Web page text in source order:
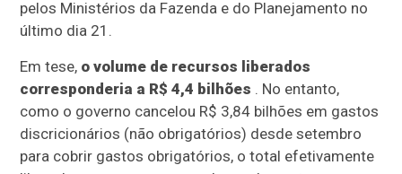
pelos Ministérios da Fazenda e do Planejamento no
último dia 21.
Em tese, o volume de recursos liberados
corresponderia a R$ 4,4 bilhões . No entanto,
como o governo cancelou R$ 3,84 bilhões em gastos
discricionários (não obrigatórios) desde setembro
para cobrir gastos obrigatórios, o total efetivamente